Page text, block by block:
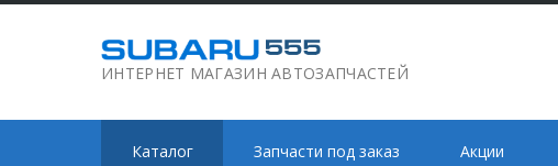
ИНТЕРНЕТ МАГАЗИН АВТОЗАПЧАСТЕЙ
Каталог Запчасти под заказ Акции